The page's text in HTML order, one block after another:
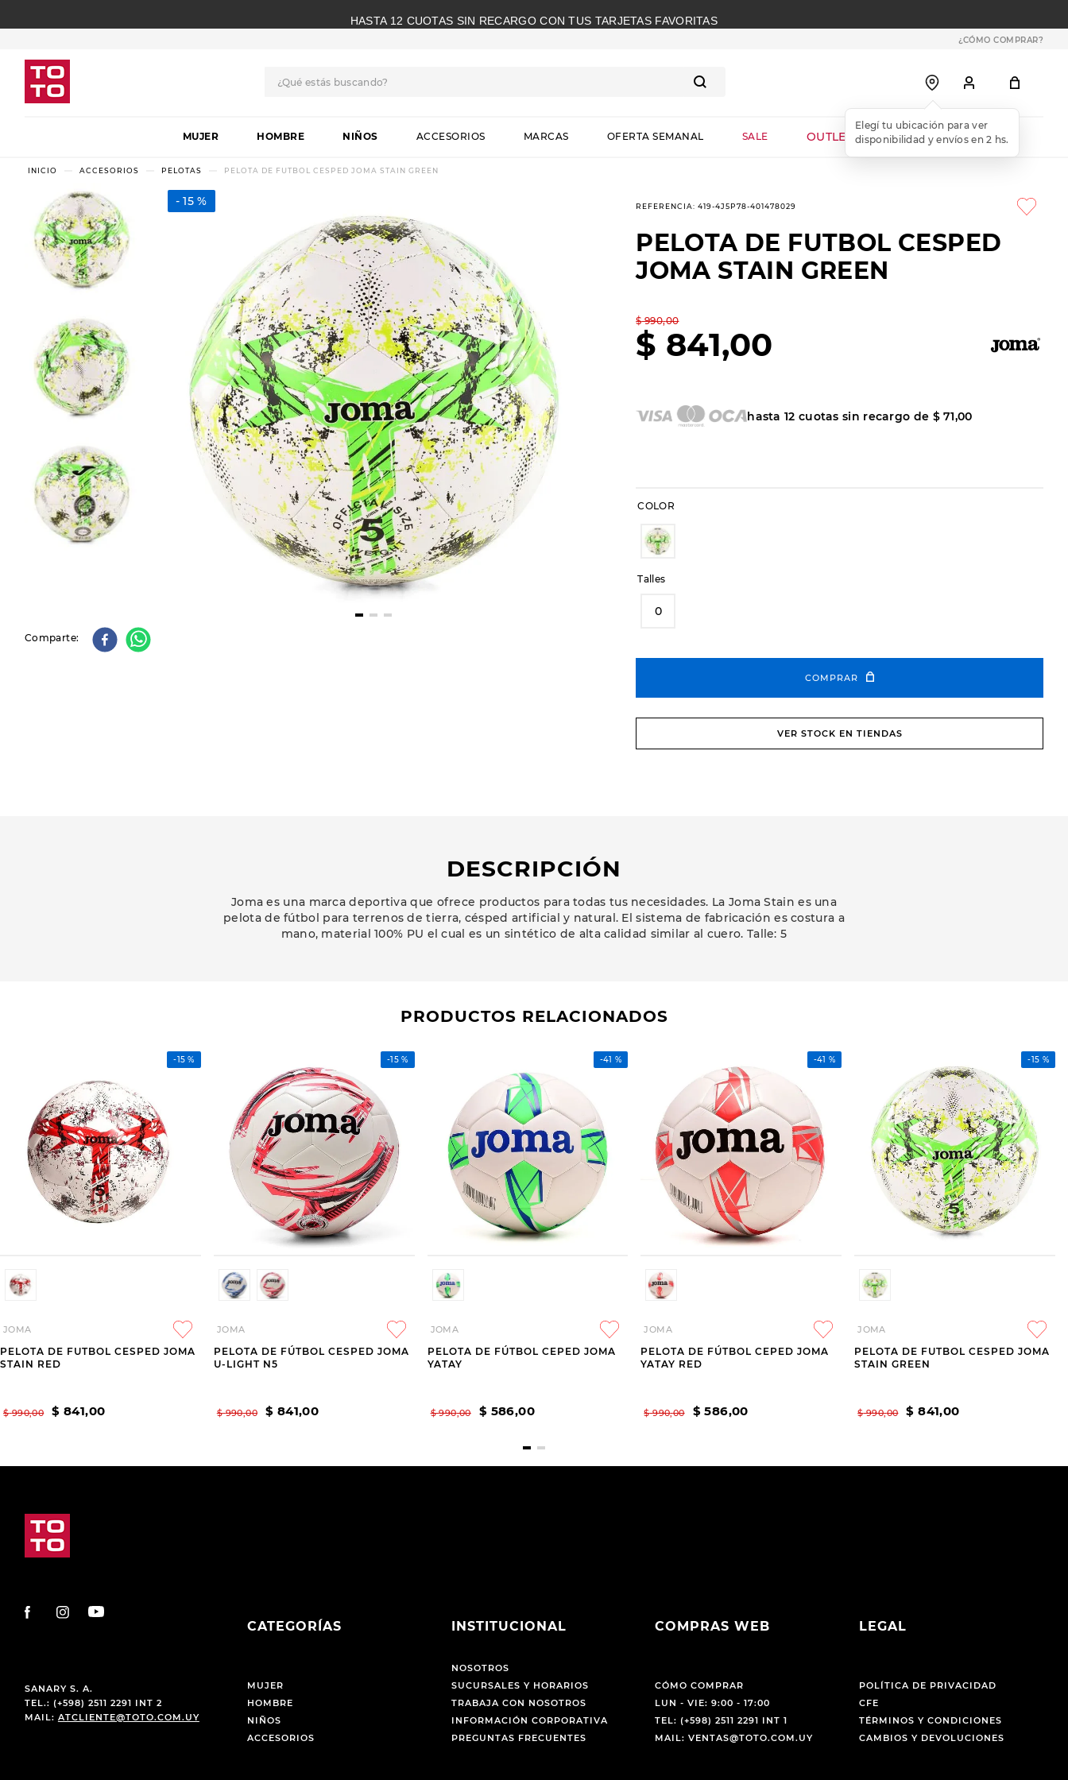
HASTA 12 CUOTAS SIN RECARGO CON TUS TARJETAS FAVORITAS
¿CÓMO COMPRAR?
MUJER HOMBRE NIÑOS ACCESORIOS MARCAS OFERTA SEMANAL SALE OUTLET WEB
ACCESORIOS PELOTAS PELOTA DE FUTBOL CESPED JOMA STAIN GREEN
15 %
Comparte
REFERENCIA:419-4J5P78-401478029
PELOTA DE FUTBOL CESPED
JOMA STAIN GREEN
$ 990,00
$ 841,00
hasta12 cuotas sin recargo de $ 71,00
COLOR
Talles
0
COMPRAR
VER STOCK EN TIENDAS
DESCRIPCIÓN
Joma es una marca deportiva que ofrece productos para todas tus necesidades. La Joma Stain es una
pelota de fútbol para terrenos de tierra, césped artificial y natural. El sistema de fabricación es costura a
mano, material 100% PU el cual es un sintético de alta calidad similar al cuero. Talle: 5
PRODUCTOS RELACIONADOS
-15 %
JOMA
PELOTA DE FUTBOL CESPED JOMA
STAIN RED
$ 990,00 $ 841,00
-15 %
JOMA
PELOTA DE FÚTBOL CESPED JOMA
U-LIGHT N5
$ 990,00 $ 841,00
-41 %
JOMA
PELOTA DE FÚTBOL CEPED JOMA
YATAY
$ 990,00 $ 586,00
-41 %
JOMA
PELOTA DE FÚTBOL CEPED JOMA
YATAY RED
$ 990,00 $ 586,00
-15 %
JOMA
PELOTA DE FUTBOL CESPED JOMA
STAIN GREEN
$ 990,00 $ 841,00
SANARY S. A.
TEL.: (+598) 2511 2291 INT 2
MAIL: ATCLIENTE@TOTO.COM.UY
CATEGORÍAS
MUJER
HOMBRE
NIÑOS
ACCESORIOS
INSTITUCIONAL
NOSOTROS
SUCURSALES Y HORARIOS
TRABAJA CON NOSOTROS
INFORMACIÓN CORPORATIVA
PREGUNTAS FRECUENTES
COMPRAS WEB
CÓMO COMPRAR
LUN - VIE: 9:00 - 17:00
TEL: (+598) 2511 2291 INT 1
MAIL: VENTAS@TOTO.COM.UY
LEGAL
POLÍTICA DE PRIVACIDAD
CFE
TÉRMINOS Y CONDICIONES
CAMBIOS Y DEVOLUCIONES
1.
botas
skechers
3.
botas mujer
americansport
.
sandalias
8.
hitec
9.
slip-ins
10. botas dama